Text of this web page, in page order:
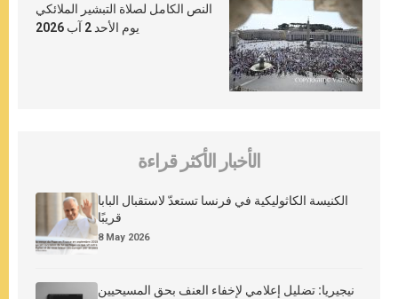
النص الكامل لصلاة التبشير الملائكي
يوم الأحد 2 آب 2026
الأخبار الأكثر قراءة
الكنيسة الكاثوليكية في فرنسا تستعدّ لاستقبال البابا
قريبًا
8 May 2026
نيجيريا: تضليل إعلامي لإخفاء العنف بحق المسيحيين